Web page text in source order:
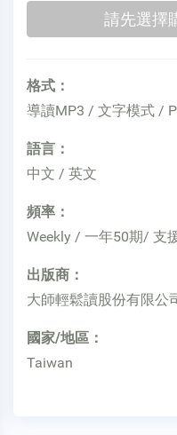
格式：
導讀MP3 / 文字模式 /
語言：
中文 / 英文
頻率：
Weekly / 一年50期/ 支
出版商：
大師輕鬆讀股份有限公
國家/地區：
Taiwan